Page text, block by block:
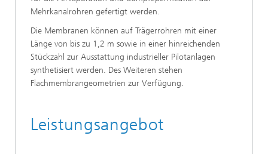
Mehrkanalrohren gefertigt werden.
Die Membranen können auf Trägerrohren mit einer
Länge von bis zu 1,2 m sowie in einer hinreichenden
Stückzahl zur Ausstattung industrieller Pilotanlagen
synthetisiert werden. Des Weiteren stehen
Flachmembrangeometrien zur Verfügung.
Leistungsangebot